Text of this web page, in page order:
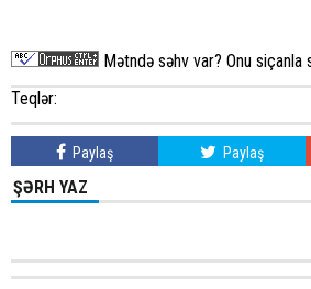
Mətndə səhv var? Onu
Teqlər:
Paylaş Paylaş
ŞƏRH YAZ